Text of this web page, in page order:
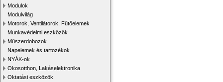
Modulok
Modulvilág
Motorok, Ventilátorok, Fűtőelemek
Munkavédelmi eszközök
Műszerdobozok
Napelemek és tartozékok
NYÁK-ok
Okosotthon, Lakáselektronika
Oktatási eszközök